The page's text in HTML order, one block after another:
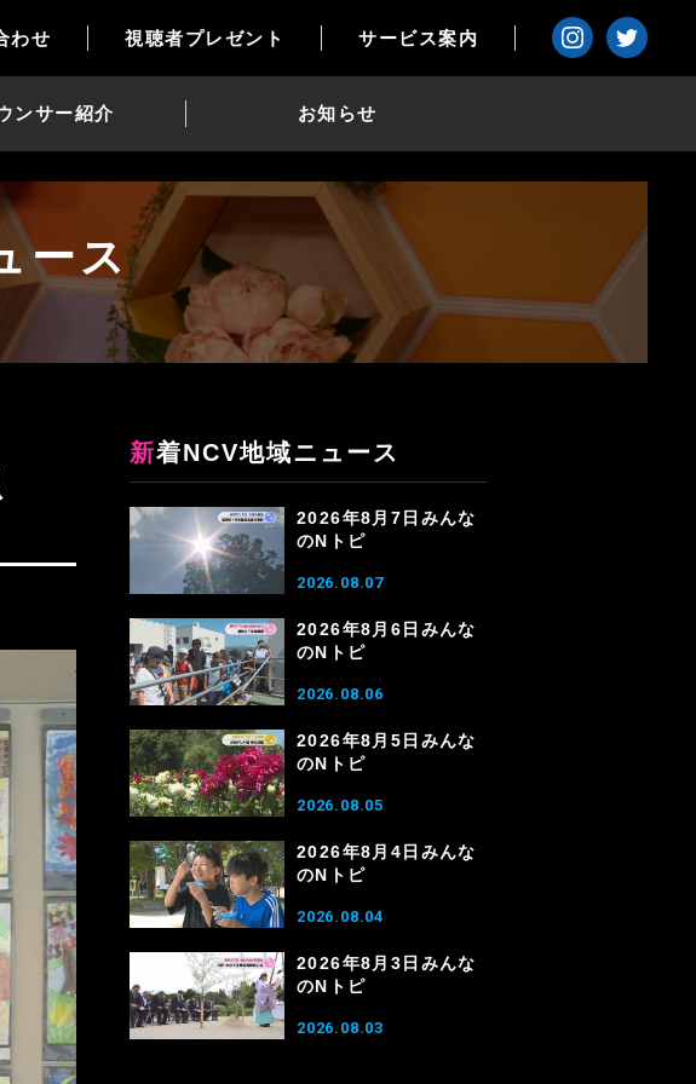
わせ 視聴者プレゼント サービス案内
ンサー紹介 お知らせ
ース
新着NCV地域ニュース
2026年8月7日みんな
のNトピ
2026.08.07
2026年8月6日みんな
のNトピ
2026.08.06
2026年8月5日みんな
のNトピ
2026.08.05
2026年8月4日みんな
のNトピ
2026.08.04
2026年8月3日みんな
のNトピ
2026.08.03